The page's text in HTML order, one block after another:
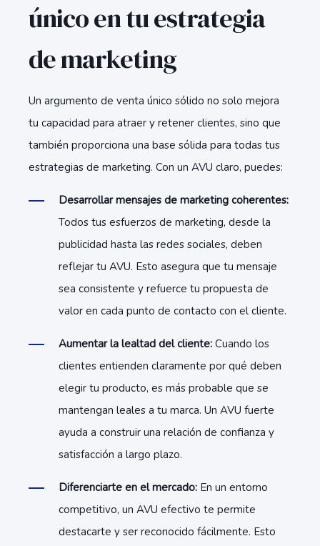
único en tu estrategia
de marketing
Un argumento de venta único sólido no solo mejora
tu capacidad para atraer y retener clientes, sino que
también proporciona una base sólida para todas tus
estrategias de marketing. Con un AVU claro, puedes:
Desarrollar mensajes de marketing coherentes:
Todos tus esfuerzos de marketing, desde la
publicidad hasta las redes sociales, deben
reflejar tu AVU. Esto asegura que tu mensaje
sea consistente y refuerce tu propuesta de
valor en cada punto de contacto con el cliente.
Aumentar la lealtad del cliente: Cuando los
clientes entienden claramente por qué deben
elegir tu producto, es más probable que se
mantengan leales a tu marca. Un AVU fuerte
ayuda a construir una relación de confianza y
satisfacción a largo plazo.
Diferenciarte en el mercado: En un entorno
competitivo, un AVU efectivo te permite
destacarte y ser reconocido fácilmente. Esto